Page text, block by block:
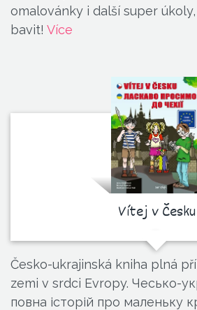
omalovánky i další super
bavit! Více
Vítej v Česku
Česko-ukrajinská kniha plná
zemi v srdci Evropy. Чесько-
повна історій про маленьку